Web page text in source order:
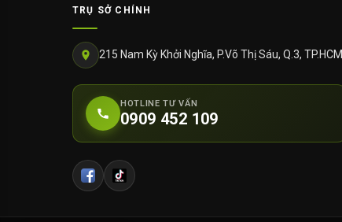
TRỤ SỞ CHÍNH
215 Nam Kỳ Khởi Nghĩa, P.Võ Thị Sáu, Q.3, TP.HCM
HOTLINE TƯ VẤN
0909 452 109